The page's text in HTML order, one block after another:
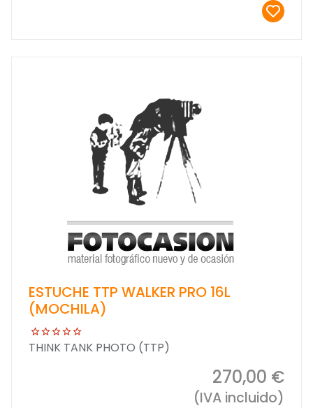
ESTUCHE TTP WALKER PRO 16L
(MOCHILA)
THINK TANK PHOTO (TTP)
270,00 €
(IVA incluido)